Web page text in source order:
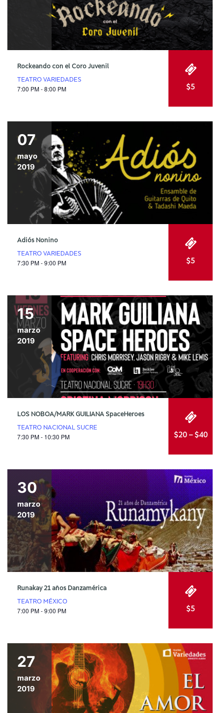
Rockeando con el Coro Juvenil
TEATRO VARIEDADES
7:00 PM - 8:00 PM $5
07
mayo
2019
Adiós Nonino
TEATRO VARIEDADES
7:30 PM - 9:00 PM $5
15
marzo
2019
LOS NOBOA/MARK GUILIANA SpaceHeroes
TEATRO NACIONAL SUCRE
7:30 PM - 10:30 PM $20 – $40
30
marzo
2019
Runakay 21 años Danzamérica
TEATRO MÉXICO
7:00 PM - 9:00 PM $5
27
marzo
2019